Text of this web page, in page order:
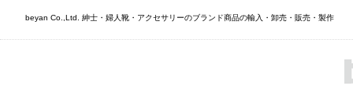
beyan Co.,Ltd. 紳士・婦人靴・アクセサリーのブランド商品の輸入・卸売・販売・製作